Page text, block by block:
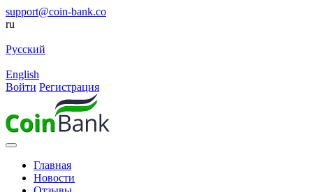
support@coin-bank.co
ru
Русский
English
Войти Регистрация
Главная
Новости